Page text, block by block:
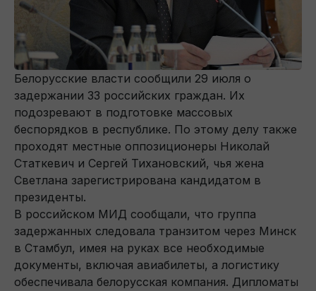
Белорусские власти сообщили 29 июля о
задержании 33 российских граждан. Их
подозревают в подготовке массовых
беспорядков в республике. По этому делу также
проходят местные оппозиционеры Николай
Статкевич и Сергей Тихановский, чья жена
Светлана зарегистрирована кандидатом в
президенты.
В российском МИД сообщали, что группа
задержанных следовала транзитом через Минск
в Стамбул, имея на руках все необходимые
документы, включая авиабилеты, а логистику
обеспечивала белорусская компания. Дипломаты